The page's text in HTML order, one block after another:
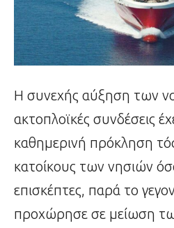
Η συνεχής αύξηση των
ακτοπλοϊκές συνδέσεις
καθημερινή πρόκληση
κατοίκους των νησιών
επισκέπτες, παρά το
προχώρησε σε μείωση